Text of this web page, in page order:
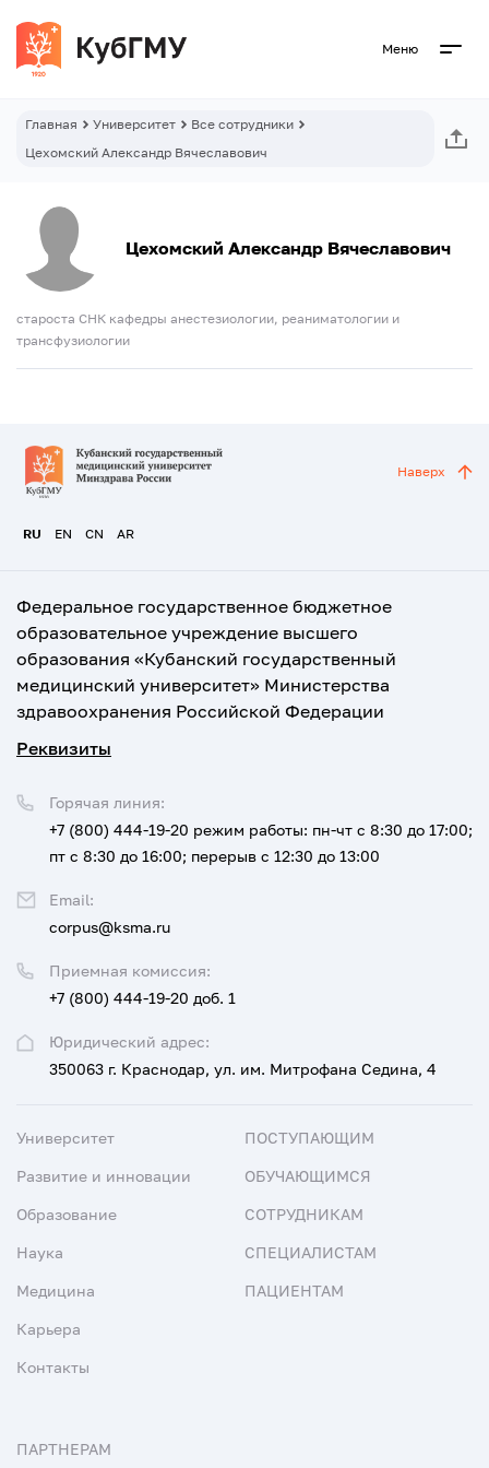
Меню
Главная Университет
Все сотрудники
Цехомский Александр Вячеславович
Цехомский Александр Вячеславович
староста СНК кафедры анестезиологии, реаниматологии и
трансфузиологии
RU EN CN AR
Наверх
Федеральное государственное бюджетное
образовательное учреждение высшего
образования «Кубанский государственный
медицинский университет» Министерства
здравоохранения Российской Федерации
Реквизиты
Юридический адрес:
350063 г. Краснодар, ул. им. Митрофана Седина, 4
Приемная комиссия:
+7 (800) 444-19-20 доб. 1
Горячая линия:
+7 (800) 444-19-20 режим работы: пн-чт с 8:30 до 17:00;
пт с 8:30 до 16:00; перерыв с 12:30 до 13:00
Email:
corpus@ksma.ru
Университет
Развитие и инновации
Образование
Наука
Медицина
Карьера
Контакты
ПОСТУПАЮЩИМ
ОБУЧАЮЩИМСЯ
СОТРУДНИКАМ
СПЕЦИАЛИСТАМ
ПАЦИЕНТАМ
ПАРТНЕРАМ